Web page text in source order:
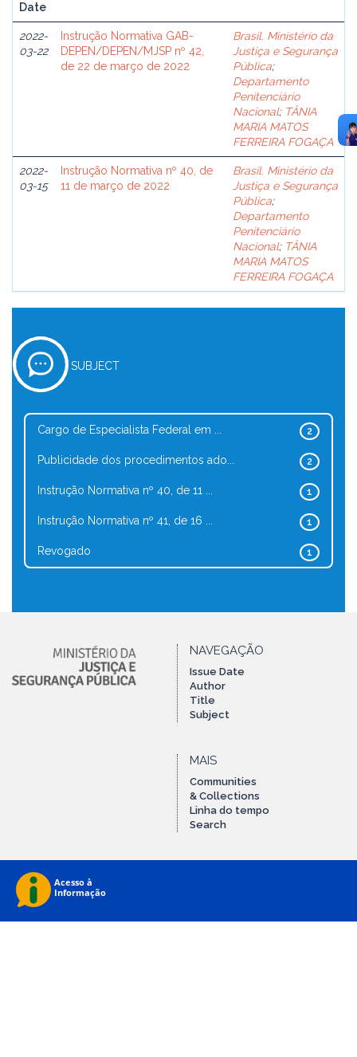
Date
2022-
03-22
Instrução Normativa GAB-
DEPEN/DEPEN/MJSP nº 42,
de 22 de março de 2022
Brasil. Ministério da
Justiça e Segurança
Pública;
Departamento
Penitenciário
Nacional; TÂNIA
MARIA MATOS
FERREIRA FOGAÇA
2022-
03-15
Instrução Normativa nº 40, de
11 de março de 2022
Brasil. Ministério da
Justiça e Segurança
Pública;
Departamento
Penitenciário
Nacional; TÂNIA
MARIA MATOS
FERREIRA FOGAÇA
SUBJECT
2
Cargo de Especialista Federal em ...
2
Publicidade dos procedimentos ado...
1
Instrução Normativa nº 40, de 11 ...
1
Instrução Normativa nº 41, de 16 ...
1
Revogado
NAVEGAÇÃO
Issue Date
Author
Title
Subject
MAIS
Communities
& Collections
Linha do tempo
Search